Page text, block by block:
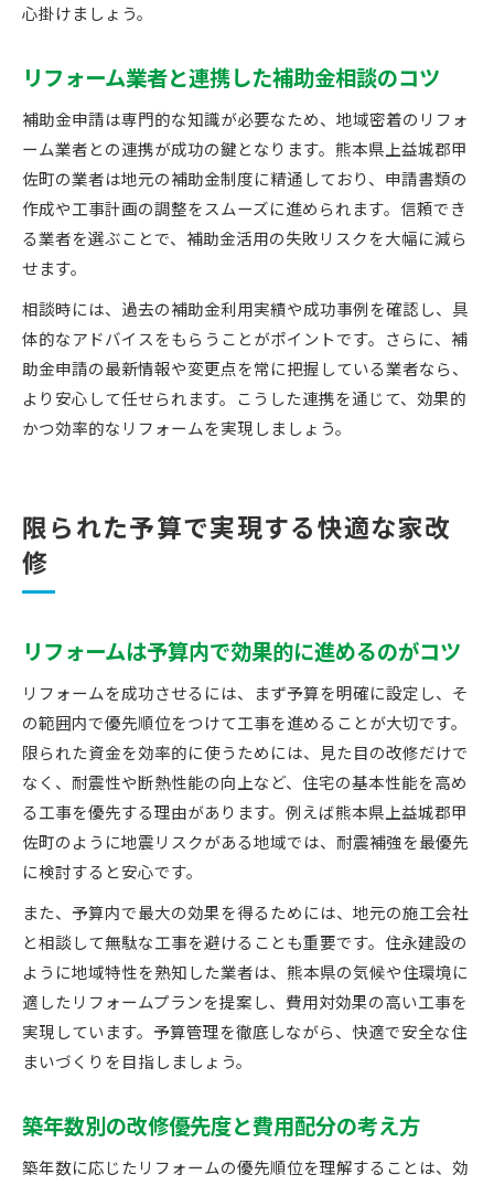
心掛けましょう。
リフォーム業者と連携した補助金相談のコツ
補助金申請は専門的な知識が必要なため、地域密着のリフォ
ーム業者との連携が成功の鍵となります。熊本県上益城郡甲
佐町の業者は地元の補助金制度に精通しており、申請書類の
作成や工事計画の調整をスムーズに進められます。信頼でき
る業者を選ぶことで、補助金活用の失敗リスクを大幅に減ら
せます。
相談時には、過去の補助金利用実績や成功事例を確認し、具
体的なアドバイスをもらうことがポイントです。さらに、補
助金申請の最新情報や変更点を常に把握している業者なら、
より安心して任せられます。こうした連携を通じて、効果的
かつ効率的なリフォームを実現しましょう。
限られた予算で実現する快適な家改
修
リフォームは予算内で効果的に進めるのがコツ
リフォームを成功させるには、まず予算を明確に設定し、そ
の範囲内で優先順位をつけて工事を進めることが大切です。
限られた資金を効率的に使うためには、見た目の改修だけで
なく、耐震性や断熱性能の向上など、住宅の基本性能を高め
る工事を優先する理由があります。例えば熊本県上益城郡甲
佐町のように地震リスクがある地域では、耐震補強を最優先
に検討すると安心です。
また、予算内で最大の効果を得るためには、地元の施工会社
と相談して無駄な工事を避けることも重要です。住永建設の
ように地域特性を熟知した業者は、熊本県の気候や住環境に
適したリフォームプランを提案し、費用対効果の高い工事を
実現しています。予算管理を徹底しながら、快適で安全な住
まいづくりを目指しましょう。
築年数別の改修優先度と費用配分の考え方
築年数に応じたリフォームの優先順位を理解することは、効